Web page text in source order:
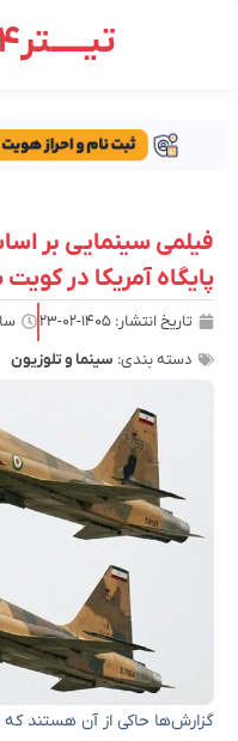
تیـــــتر24
پایگاه آمریکا در
تاریخ انتشار: ۱۴۰۵-۰۲-۲۳
دسته بندی: سینما و تلوزیون
گزارش‌ها حاکی از آن هستند